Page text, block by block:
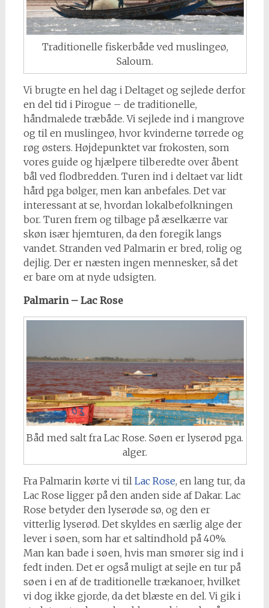
Traditionelle fiskerbåde ved muslingeø,
Saloum.
Vi brugte en hel dag i Deltaget og sejlede derfor
en del tid i Pirogue – de traditionelle,
håndmalede træbåde. Vi sejlede ind i mangrove
og til en muslingeø, hvor kvinderne tørrede og
røg østers. Højdepunktet var frokosten, som
vores guide og hjælpere tilberedte over åbent
bål ved flodbredden. Turen ind i deltaet var lidt
hård pga bølger, men kan anbefales. Det var
interessant at se, hvordan lokalbefolkningen
bor. Turen frem og tilbage på æselkærre var
skøn især hjemturen, da den foregik langs
vandet. Stranden ved Palmarin er bred, rolig og
dejlig. Der er næsten ingen mennesker, så det
er bare om at nyde udsigten.
Palmarin – Lac Rose
Båd med salt fra Lac Rose. Søen er lyserød pga.
alger.
Fra Palmarin kørte vi til Lac Rose, en lang tur, da
Lac Rose ligger på den anden side af Dakar. Lac
Rose betyder den lyserøde sø, og den er
vitterlig lyserød. Det skyldes en særlig alge der
lever i søen, som har et saltindhold på 40%.
Man kan bade i søen, hvis man smører sig ind i
fedt inden. Det er også muligt at sejle en tur på
søen i en af de traditionelle trækanoer, hvilket
vi dog ikke gjorde, da det blæste en del. Vi gik i